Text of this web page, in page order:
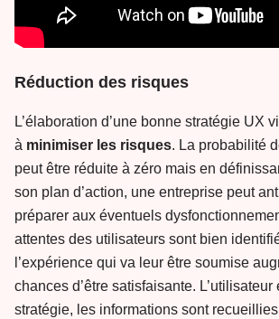
Réduction des risques
L’élaboration d’une bonne stratégie UX
à minimiser les risques. La probabilité
peut être réduite à zéro mais en
son plan d’action, une entreprise peut
préparer aux éventuels
attentes des utilisateurs sont bien
l’expérience qui va leur être soumise
chances d’être satisfaisante.
stratégie, les informations sont recueillies